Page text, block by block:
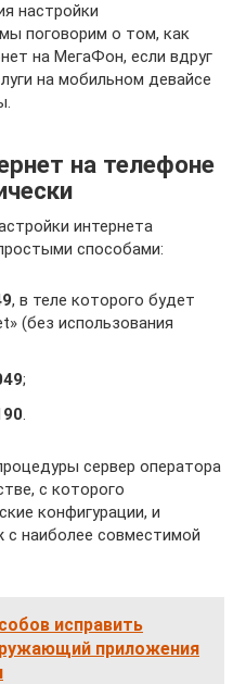
настройки
поговорим о том, как
на МегаФон, если вдруг
на мобильном девайсе
на телефоне
интернета
способами:
, в теле которого будет
(без использования
;
сервер оператора
с которого
конфигурации, и
с наиболее совместимой
исправить
приложения